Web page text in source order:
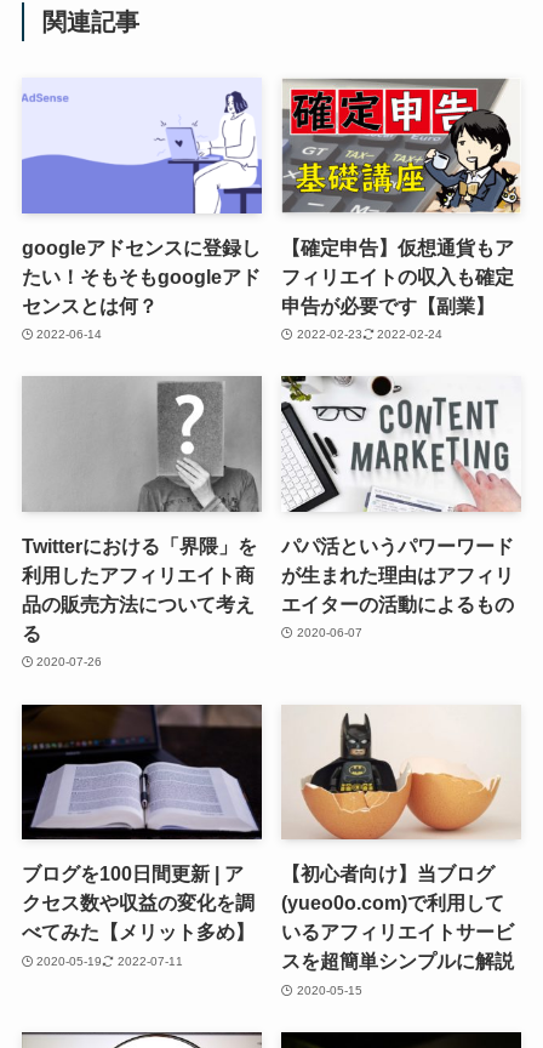
関連記事
googleアドセンスに登録し
たい！そもそもgoogleアド
センスとは何？
2022-06-14
【確定申告】仮想通貨もア
フィリエイトの収入も確定
申告が必要です【副業】
2022-02-23 2022-02-24
Twitterにおける「界隈」を
利用したアフィリエイト商
品の販売方法について考え
る
2020-07-26
パパ活というパワーワード
が生まれた理由はアフィリ
エイターの活動によるもの
2020-06-07
ブログを100日間更新 | ア
クセス数や収益の変化を調
べてみた【メリット多め】
2020-05-19 2022-07-11
【初心者向け】当ブログ
(yueo0o.com)で利用して
いるアフィリエイトサービ
スを超簡単シンプルに解説
2020-05-15